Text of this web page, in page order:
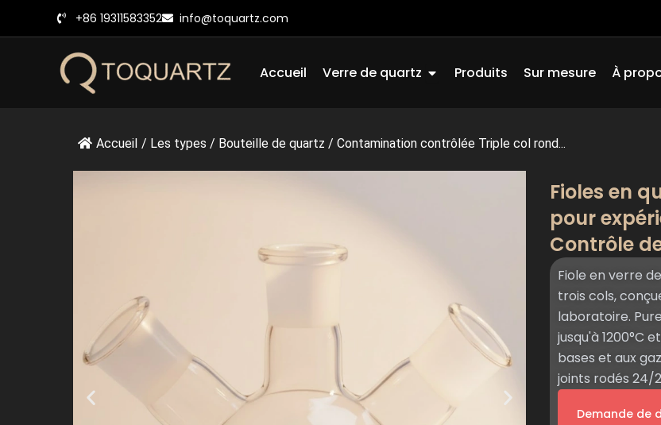
+86 19311583352 info@toquartz.com
Accueil Verre de quartz Ouvrir Quartz Glass
Produits Sur mesure À
Accueil / Les types / Bouteille de quartz / Contamination contrôlée Triple col rond...
Fioles en
pour
Contrôle
Fiole en verre
trois cols,
laboratoire.
jusqu'à 1200°C
bases et aux
joints rodés 24/
Demande de